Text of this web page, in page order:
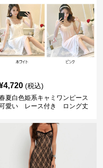
4,720 (税込)
夏白色姫系キャミワンピース
愛い レース付き ロング丈